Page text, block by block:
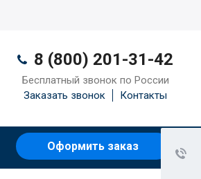
8 (800) 201-31-42
Бесплатный звонок по России
Заказать звонок
Контакты
Оформить заказ